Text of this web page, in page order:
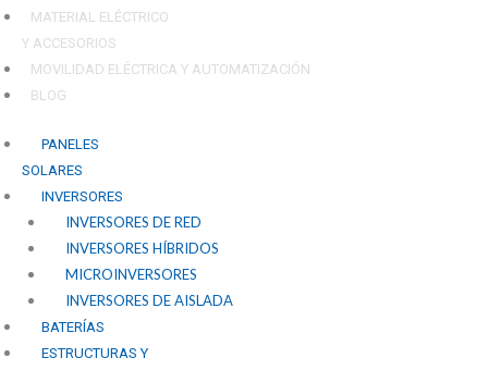
MATERIAL ELÉCTRICO
Y ACCESORIOS
MOVILIDAD ELÉCTRICA Y AUTOMATIZACIÓN
BLOG
PANELES
SOLARES
INVERSORES
INVERSORES DE RED
INVERSORES HÍBRIDOS
MICROINVERSORES
INVERSORES DE AISLADA
BATERÍAS
ESTRUCTURAS Y